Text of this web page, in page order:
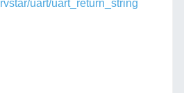
uart/uart_return_string